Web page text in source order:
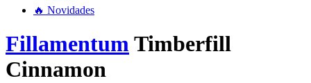
🔥 Novidades
FillamentumTimberfill
Cinnamon